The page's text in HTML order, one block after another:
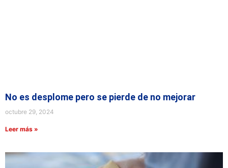
No es desplome pero se pierde de no mejorar
octubre 29, 2024
Leer más »